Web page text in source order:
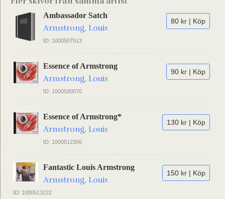
80 kr | Köp
Ambassador Satch
Armstrong, Louis
ID: 1000507513
90 kr | Köp
Essence of Armstrong
Armstrong, Louis
ID: 1000500070
130 kr | Köp
Essence of Armstrong*
Armstrong, Louis
ID: 1000512356
150 kr | Köp
Fantastic Louis Armstrong
Armstrong, Louis
ID: 1000513122